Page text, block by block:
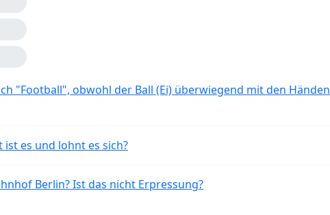
"Football", obwohl der Ball (Ei) überwiegend mit den Händen
es und lohnt es sich?
Berlin? Ist das nicht Erpressung?